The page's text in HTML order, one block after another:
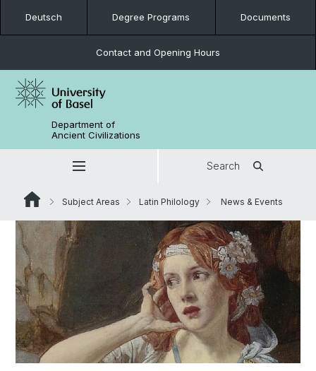
Deutsch Degree Programs Documents
Contact and Opening Hours
Department of
Ancient Civilizations
Search
Subject Areas Latin Philology News & Events